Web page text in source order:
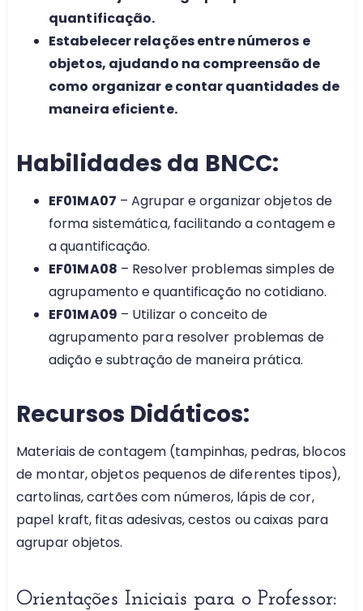
quantificação.
Estabelecer relações entre números e
objetos, ajudando na compreensão de
como organizar e contar quantidades de
maneira eficiente.
Habilidades da BNCC:
EF01MA07 – Agrupar e organizar objetos de
forma sistemática, facilitando a contagem e
a quantificação.
EF01MA08 – Resolver problemas simples de
agrupamento e quantificação no cotidiano.
EF01MA09 – Utilizar o conceito de
agrupamento para resolver problemas de
adição e subtração de maneira prática.
Recursos Didáticos:
Materiais de contagem (tampinhas, pedras, blocos
de montar, objetos pequenos de diferentes tipos),
cartolinas, cartões com números, lápis de cor,
papel kraft, fitas adesivas, cestos ou caixas para
agrupar objetos.
Orientações Iniciais para o Professor: